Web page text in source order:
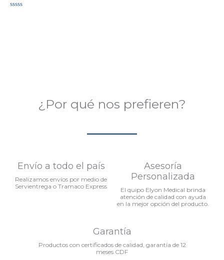
¿Por qué nos prefieren?
Envío a todo el país
Realizamos envíos por medio de
Servientrega o Tramaco Express
Asesoría
Personalizada
El quipo Elyon Medical brinda
atención de calidad con ayuda
en la mejor opción del producto.
Garantía
Productos con certificados de calidad, garantía de 12
meses CDF